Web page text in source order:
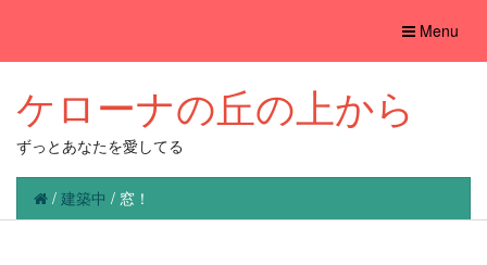
Toggle
Menu
ケローナの丘の上から
ずっとあなたを愛してる
/ 建築中 / 窓！